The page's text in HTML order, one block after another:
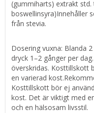
(gummiharts) extrakt std.
boswellinsyra)Innehåller
från stevia.
Dosering vuxna: Blanda
dryck 1–2 gånger per
överskridas. Kosttillskott
en varierad
Kosttillskott bör ej
kost. Det är viktigt med
och en hälsosam livsstil.